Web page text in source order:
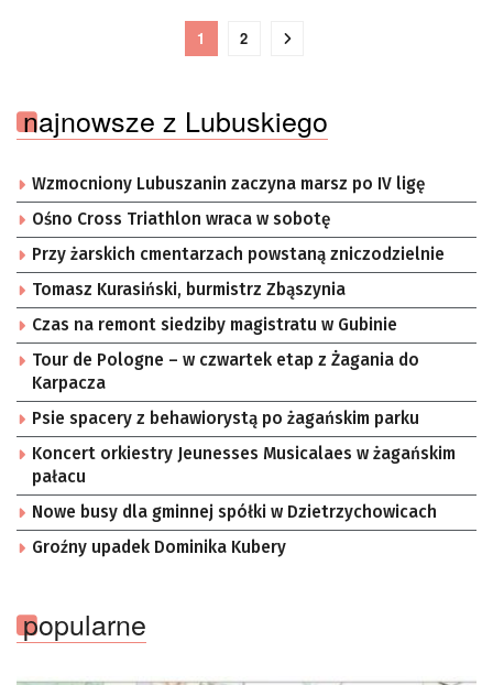
1 2
najnowsze z Lubuskiego
Wzmocniony Lubuszanin zaczyna marsz po IV ligę
Ośno Cross Triathlon wraca w sobotę
Przy żarskich cmentarzach powstaną zniczodzielnie
Tomasz Kurasiński, burmistrz Zbąszynia
Czas na remont siedziby magistratu w Gubinie
Tour de Pologne – w czwartek etap z Żagania do
Karpacza
Psie spacery z behawiorystą po żagańskim parku
Koncert orkiestry Jeunesses Musicalaes w żagańskim
pałacu
Nowe busy dla gminnej spółki w Dzietrzychowicach
Groźny upadek Dominika Kubery
popularne